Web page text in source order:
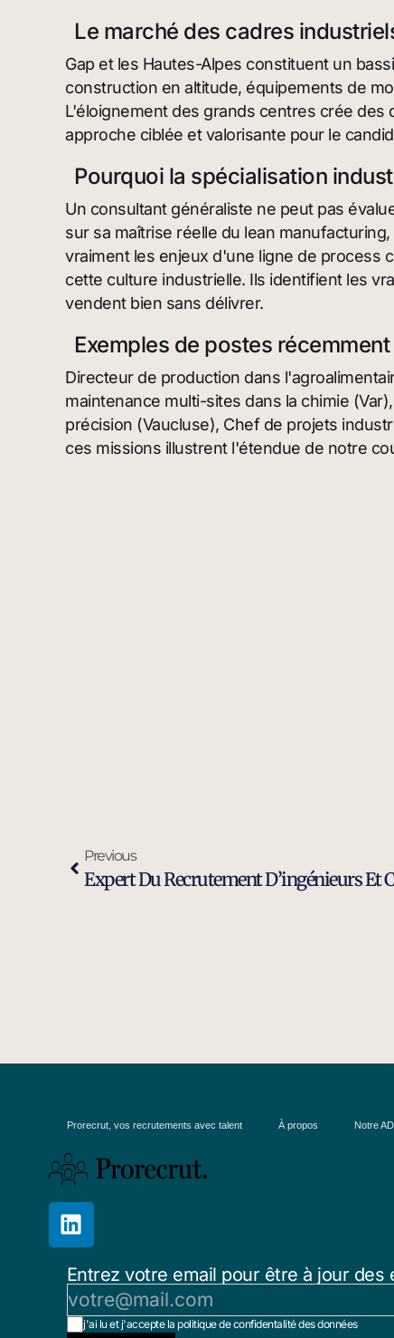
Le marché des cadres
Gap et les Hautes-Alpes constituent un
construction en altitude, équipements de
L'éloignement des grands centres crée
approche ciblée et valorisante pour le
Pourquoi la spécialisation
Un consultant généraliste ne peut pas
sur sa maîtrise réelle du lean
vraiment les enjeux d'une ligne de process
cette culture industrielle. Ils identifient les
vendent bien sans délivrer.
Exemples de postes
Directeur de production dans
maintenance multi-sites dans la chimie
précision (Vaucluse), Chef de projets
ces missions illustrent l'étendue de notre
Previous
Prorecrut, vos recrutements avec talent À propos Notre
Entrez votre email pour être à jour des
j'ai lu et j'accepte la politique de confidentalité des données